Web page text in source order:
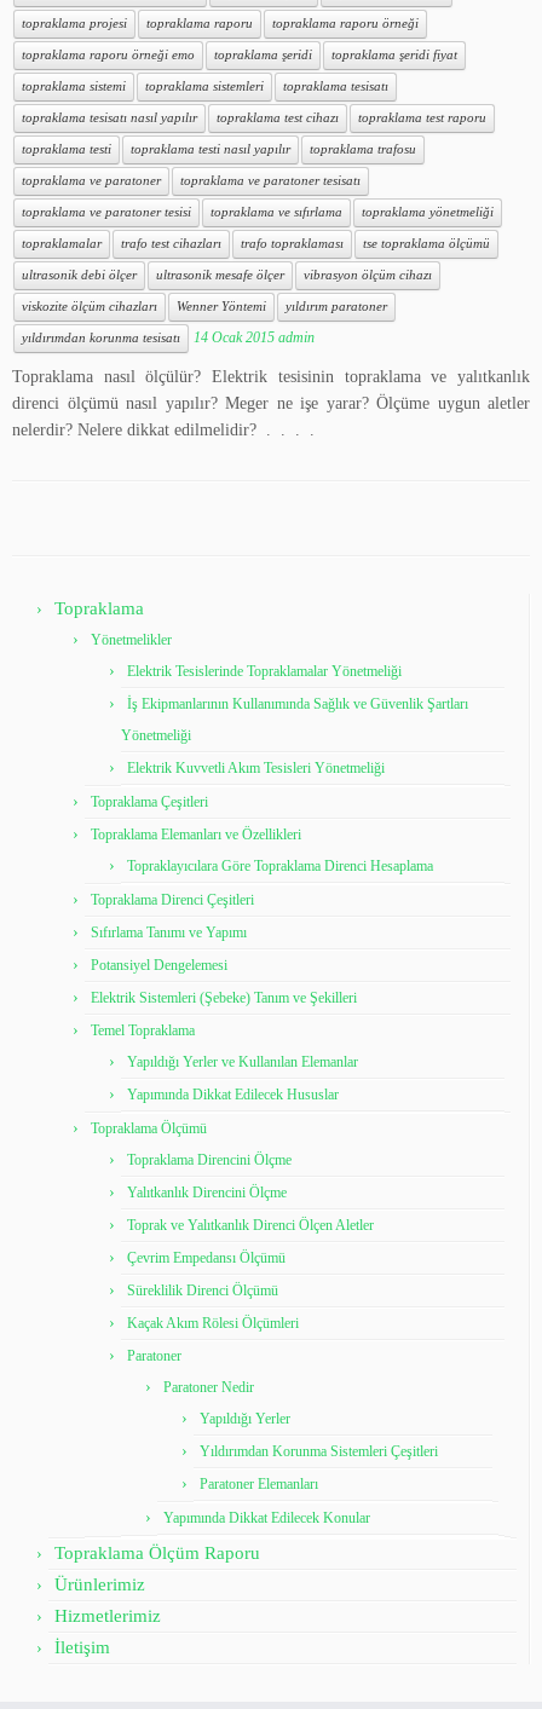
topraklama projesi topraklama raporu topraklama raporu örneği
topraklama raporu örneği emo topraklama şeridi topraklama şeridi fiyat
topraklama sistemi topraklama sistemleri topraklama tesisatı
topraklama tesisatı nasıl yapılır topraklama test cihazı topraklama test raporu
topraklama testi topraklama testi nasıl yapılır topraklama trafosu
topraklama ve paratoner topraklama ve paratoner tesisatı
topraklama ve paratoner tesisi topraklama ve sıfırlama topraklama yönetmeliği
topraklamalar trafo test cihazları trafo topraklaması tse topraklama ölçümü
ultrasonik debi ölçer ultrasonik mesafe ölçer vibrasyon ölçüm cihazı
viskozite ölçüm cihazları Wenner Yöntemi yıldırım paratoner
yıldırımdan korunma tesisatı 14 Ocak 2015 admin
Topraklama nasıl ölçülür? Elektrik tesisinin topraklama ve yalıtkanlık
direnci ölçümü nasıl yapılır? Meger ne işe yarar? Ölçüme uygun aletler
nelerdir? Nelere dikkat edilmelidir? . . . .
Topraklama
Yönetmelikler
Elektrik Tesislerinde Topraklamalar Yönetmeliği
İş Ekipmanlarının Kullanımında Sağlık ve Güvenlik Şartları
Yönetmeliği
Elektrik Kuvvetli Akım Tesisleri Yönetmeliği
Topraklama Çeşitleri
Topraklama Elemanları ve Özellikleri
Topraklayıcılara Göre Topraklama Direnci Hesaplama
Topraklama Direnci Çeşitleri
Sıfırlama Tanımı ve Yapımı
Potansiyel Dengelemesi
Elektrik Sistemleri (Şebeke) Tanım ve Şekilleri
Temel Topraklama
Yapıldığı Yerler ve Kullanılan Elemanlar
Yapımında Dikkat Edilecek Hususlar
Topraklama Ölçümü
Topraklama Direncini Ölçme
Yalıtkanlık Direncini Ölçme
Toprak ve Yalıtkanlık Direnci Ölçen Aletler
Çevrim Empedansı Ölçümü
Süreklilik Direnci Ölçümü
Kaçak Akım Rölesi Ölçümleri
Paratoner
Paratoner Nedir
Yapıldığı Yerler
Yıldırımdan Korunma Sistemleri Çeşitleri
Paratoner Elemanları
Yapımında Dikkat Edilecek Konular
Topraklama Ölçüm Raporu
Ürünlerimiz
Hizmetlerimiz
İletişim